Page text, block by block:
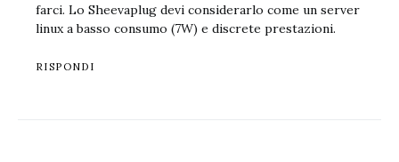
farci. Lo Sheevaplug devi considerarlo come un server
linux a basso consumo (7W) e discrete prestazioni.
RISPONDI